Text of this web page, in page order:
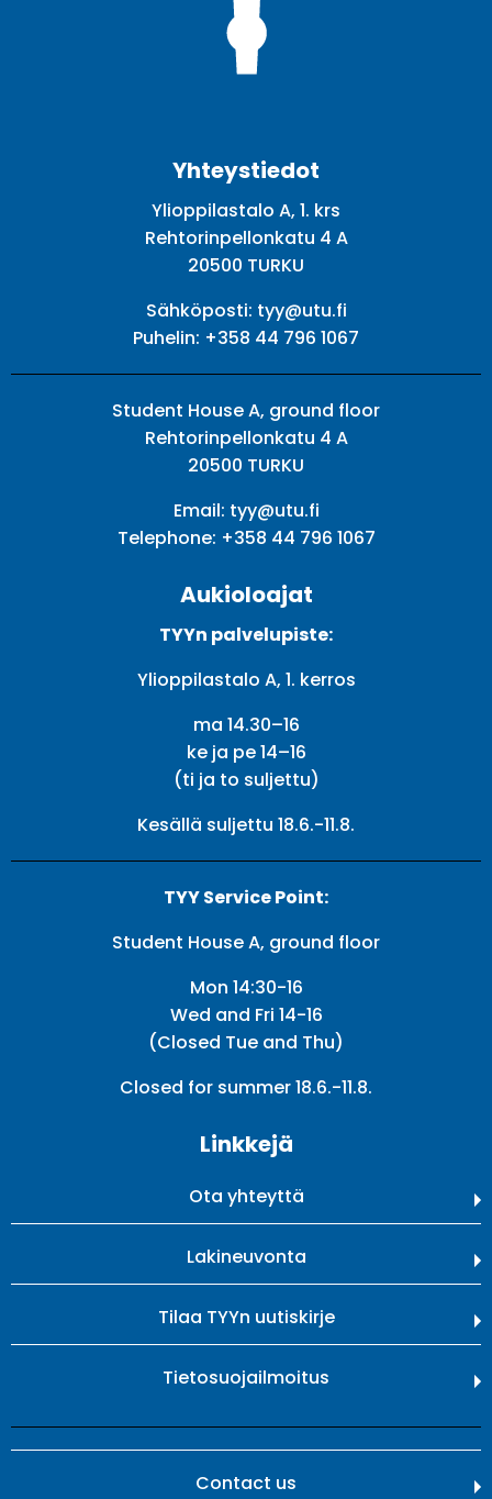
Yhteystiedot
Ylioppilastalo A, 1. krs
Rehtorinpellonkatu 4 A
20500 TURKU
Sähköposti: tyy@utu.fi
Puhelin: +358 44 796 1067
Student House A, ground floor
Rehtorinpellonkatu 4 A
20500 TURKU
Email: tyy@utu.fi
Telephone: +358 44 796 1067
Aukioloajat
TYYn palvelupiste:
Ylioppilastalo A, 1. kerros
ma 14.30–16
ke ja pe 14–16
(ti ja to suljettu)
Kesällä suljettu 18.6.-11.8.
TYY Service Point:
Student House A, ground floor
Mon 14:30-16
Wed and Fri 14-16
(Closed Tue and Thu)
Closed for summer 18.6.-11.8.
Linkkejä
Ota yhteyttä
Lakineuvonta
Tilaa TYYn uutiskirje
Tietosuojailmoitus
Contact us